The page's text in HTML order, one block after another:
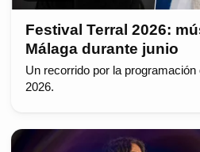
Festival Terral 2026:
Málaga durante junio
Un recorrido por la programación
2026.